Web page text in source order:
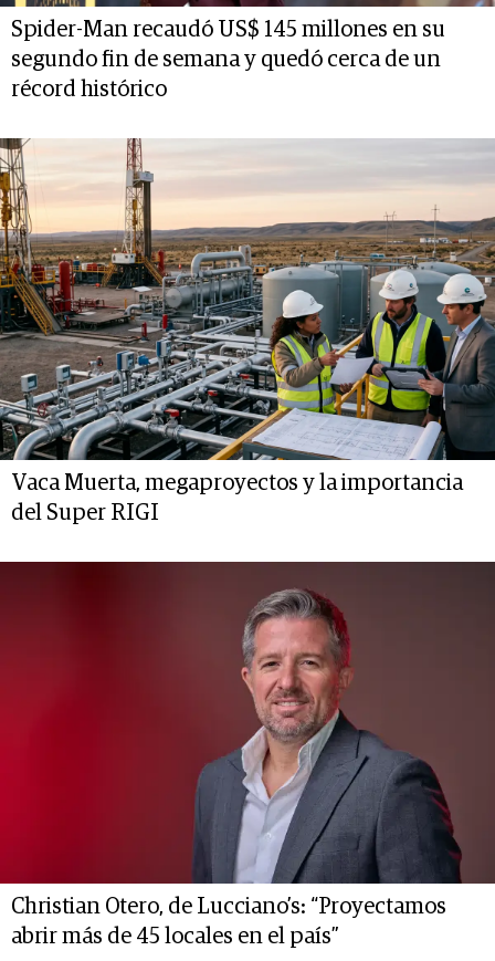
Spider-Man recaudó US$ 145 millones en su
segundo fin de semana y quedó cerca de un
récord histórico
Vaca Muerta, megaproyectos y la importancia
del Super RIGI
Christian Otero, de Lucciano’s: “Proyectamos
abrir más de 45 locales en el país”